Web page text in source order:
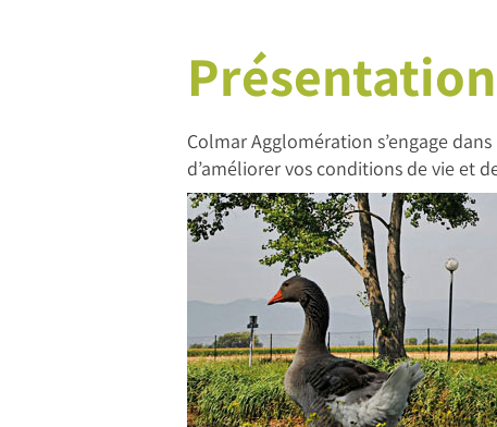
Présentation
Colmar Agglomération s’engage
d’améliorer vos conditions de vie et